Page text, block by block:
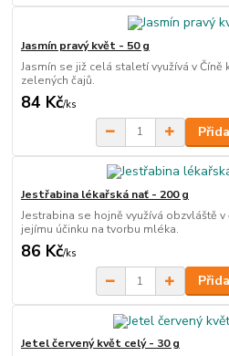
Jasmín pravý květ - 50 g
Jasmín se již celá staletí využívá v Číně
zelených čajů.
84 Kč/ks
Jestřabina lékařská nať - 200 g
Jestrabina se hojně využívá obzvláště
jejímu účinku na tvorbu mléka.
86 Kč/ks
Jetel červený květ celý - 30 g